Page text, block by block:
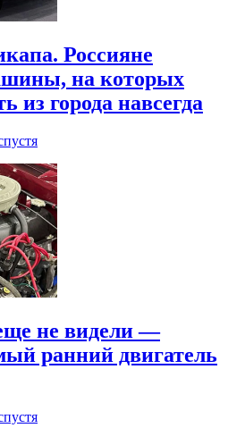
Россияне
на которых
из города навсегда
не видели —
ранний двигатель